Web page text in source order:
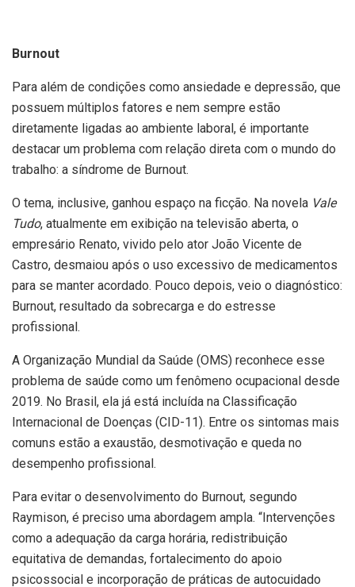
Burnout
Para além de condições como ansiedade e depressão, que
possuem múltiplos fatores e nem sempre estão
diretamente ligadas ao ambiente laboral, é importante
destacar um problema com relação direta com o mundo do
trabalho: a síndrome de Burnout.
O tema, inclusive, ganhou espaço na ficção. Na novela Vale
Tudo, atualmente em exibição na televisão aberta, o
empresário Renato, vivido pelo ator João Vicente de
Castro, desmaiou após o uso excessivo de medicamentos
para se manter acordado. Pouco depois, veio o diagnóstico:
Burnout, resultado da sobrecarga e do estresse
profissional.
A Organização Mundial da Saúde (OMS) reconhece esse
problema de saúde como um fenômeno ocupacional desde
2019. No Brasil, ela já está incluída na Classificação
Internacional de Doenças (CID-11). Entre os sintomas mais
comuns estão a exaustão, desmotivação e queda no
desempenho profissional.
Para evitar o desenvolvimento do Burnout, segundo
Raymison, é preciso uma abordagem ampla. “Intervenções
como a adequação da carga horária, redistribuição
equitativa de demandas, fortalecimento do apoio
psicossocial e incorporação de práticas de autocuidado